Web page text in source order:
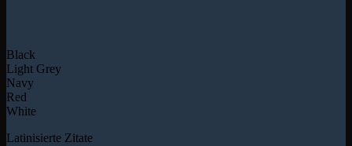
Black
Light Grey
Navy
Red
White
Latinisierte Zitate